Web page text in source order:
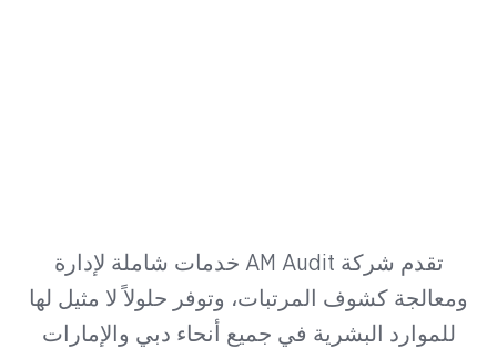
تقدم شركة AM Audit خدمات شاملة لإدارة
ومعالجة كشوف المرتبات، وتوفر حلولاً لا مثيل لها
للموارد البشرية في جميع أنحاء دبي والإمارات